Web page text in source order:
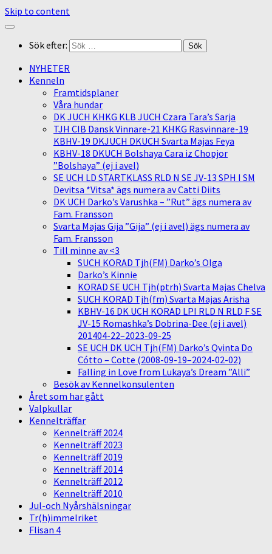
Skip to content
Sök efter:
NYHETER
Kenneln
Framtidsplaner
Våra hundar
DK JUCH KHKG KLB JUCH Czara Tara’s Sarja
TJH CIB Dansk Vinnare-21 KHKG Rasvinnare-19
KBHV-19 DKJUCH DKUCH Svarta Majas Feya
KBHV-18 DKUCH Bolshaya Cara iz Chopjor
”Bolshaya” (ej i avel)
SE UCH LD STARTKLASS RLD N SE JV-13 SPH I SM
Devitsa *Vitsa* ägs numera av Catti Diits
DK UCH Darko’s Varushka – ”Rut” ägs numera av
Fam. Fransson
Svarta Majas Gija ”Gija” (ej i avel) ägs numera av
Fam. Fransson
Till minne av <3
SUCH KORAD Tjh(FM) Darko’s Olga
Darko’s Kinnie
KORAD SE UCH Tjh(ptrh) Svarta Majas Chelva
SUCH KORAD Tjh(fm) Svarta Majas Arisha
KBHV-16 DK UCH KORAD LPI RLD N RLD F SE
JV-15 Romashka’s Dobrina-Dee (ej i avel)
201404-22–2023-09-25
SE UCH DK UCH Tjh(FM) Darko’s Qvinta Do
Cótto – Cotte (2008-09-19–2024-02-02)
Falling in Love from Lukaya’s Dream ”Alli”
Besök av Kennelkonsulenten
Året som har gått
Valpkullar
Kennelträffar
Kennelträff 2024
Kennelträff 2023
Kennelträff 2019
Kennelträff 2014
Kennelträff 2012
Kennelträff 2010
Jul-och Nyårshälsningar
Tr(h)immelriket
Flisan 4